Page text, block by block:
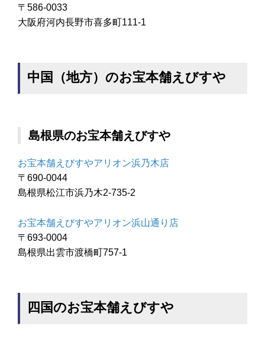
〒586-0033
大阪府河内長野市喜多町111-1
中国（地方）のお宝本舗えびすや
島根県のお宝本舗えびすや
お宝本舗えびすやアリオン浜乃木店
〒690-0044
島根県松江市浜乃木2-735-2
お宝本舗えびすやアリオン浜山通り店
〒693-0004
島根県出雲市渡橋町757-1
四国のお宝本舗えびすや